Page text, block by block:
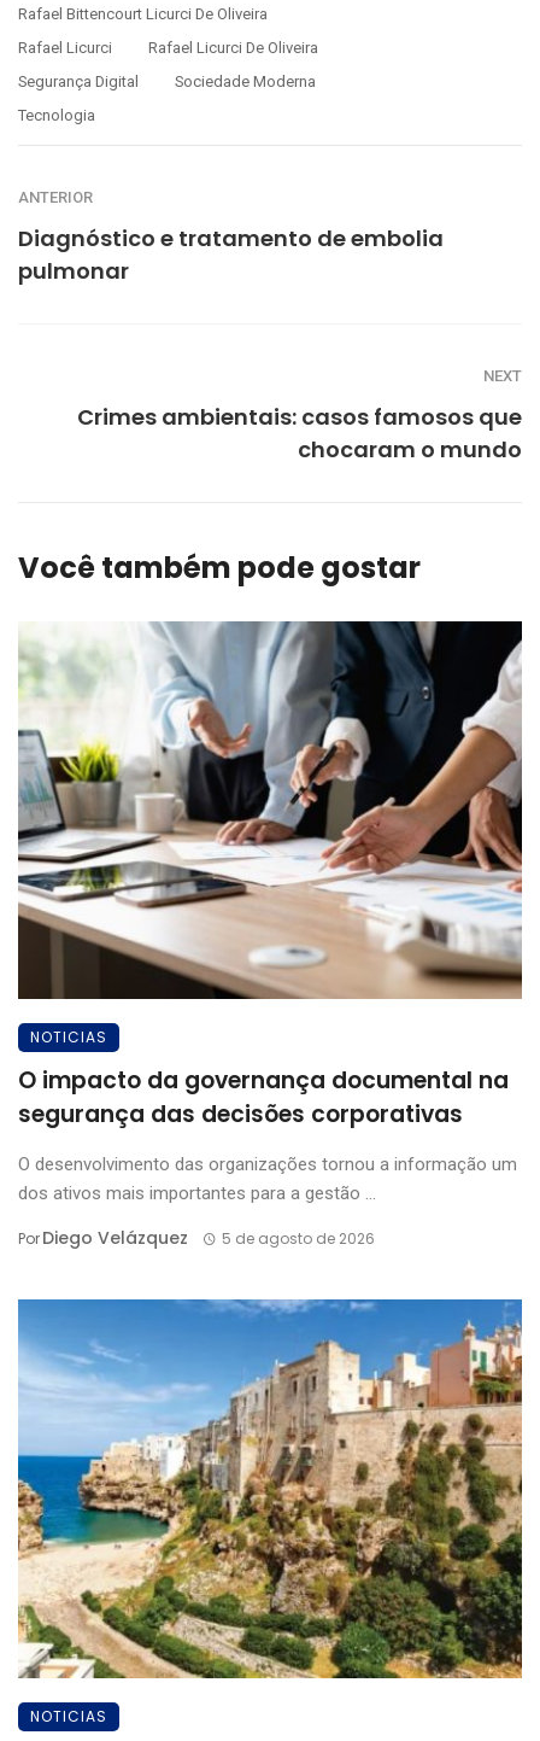
Rafael Bittencourt Licurci De Oliveira
Rafael Licurci
Rafael Licurci De Oliveira
Segurança Digital
Sociedade Moderna
Tecnologia
ANTERIOR
Diagnóstico e tratamento de embolia
pulmonar
NEXT
Crimes ambientais: casos famosos que
chocaram o mundo
Você também pode gostar
NOTICIAS
O impacto da governança documental na
segurança das decisões corporativas
O desenvolvimento das organizações tornou a informação um
dos ativos mais importantes para a gestão ...
PorDiego Velázquez 5 de agosto de 2026
NOTICIAS